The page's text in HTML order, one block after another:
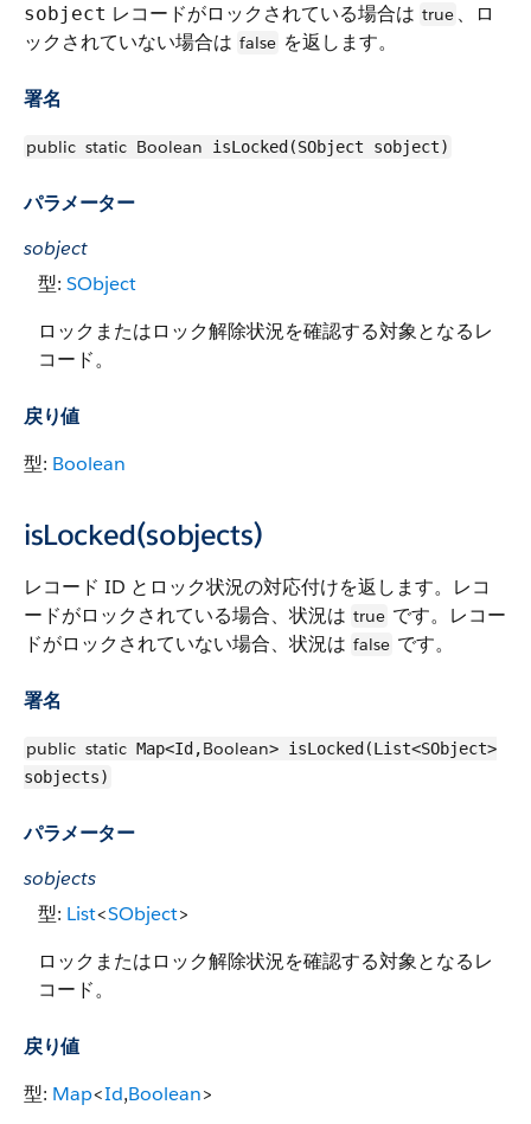
sobject レコードがロックされている場合は true 、ロ
ックされていない場合は false を返します。
署名
public static Boolean isLocked(SObject sobject)
パラメーター
sobject
型: SObject
ロックまたはロック解除状況を確認する対象となるレ
コード。
戻り値
型: Boolean
isLocked(sobjects)
レコード ID とロック状況の対応付けを返します。レコ
ードがロックされている場合、状況は true です。レコー
ドがロックされていない場合、状況は false です。
署名
public static Map<Id,Boolean> isLocked(List<SObject>
sobjects)
パラメーター
sobjects
型: List<SObject>
ロックまたはロック解除状況を確認する対象となるレ
コード。
戻り値
型: Map<Id,Boolean>